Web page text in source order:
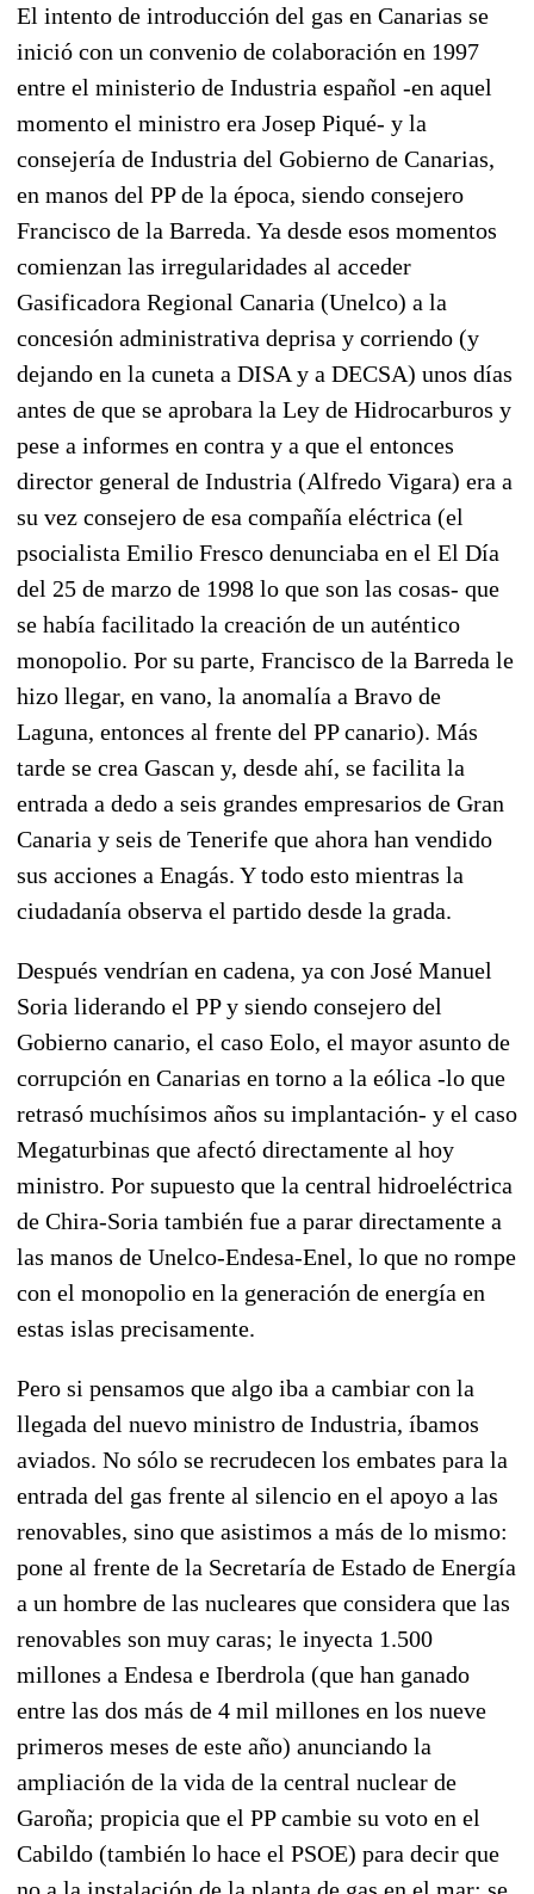
El intento de introducción del gas en Canarias se
inició con un convenio de colaboración en 1997
entre el ministerio de Industria español -en aquel
momento el ministro era Josep Piqué- y la
consejería de Industria del Gobierno de Canarias,
en manos del PP de la época, siendo consejero
Francisco de la Barreda. Ya desde esos momentos
comienzan las irregularidades al acceder
Gasificadora Regional Canaria (Unelco) a la
concesión administrativa deprisa y corriendo (y
dejando en la cuneta a DISA y a DECSA) unos días
antes de que se aprobara la Ley de Hidrocarburos y
pese a informes en contra y a que el entonces
director general de Industria (Alfredo Vigara) era a
su vez consejero de esa compañía eléctrica (el
psocialista Emilio Fresco denunciaba en el El Día
del 25 de marzo de 1998 lo que son las cosas- que
se había facilitado la creación de un auténtico
monopolio. Por su parte, Francisco de la Barreda le
hizo llegar, en vano, la anomalía a Bravo de
Laguna, entonces al frente del PP canario). Más
tarde se crea Gascan y, desde ahí, se facilita la
entrada a dedo a seis grandes empresarios de Gran
Canaria y seis de Tenerife que ahora han vendido
sus acciones a Enagás. Y todo esto mientras la
ciudadanía observa el partido desde la grada.
Después vendrían en cadena, ya con José Manuel
Soria liderando el PP y siendo consejero del
Gobierno canario, el caso Eolo, el mayor asunto de
corrupción en Canarias en torno a la eólica -lo que
retrasó muchísimos años su implantación- y el caso
Megaturbinas que afectó directamente al hoy
ministro. Por supuesto que la central hidroeléctrica
de Chira-Soria también fue a parar directamente a
las manos de Unelco-Endesa-Enel, lo que no rompe
con el monopolio en la generación de energía en
estas islas precisamente.
Pero si pensamos que algo iba a cambiar con la
llegada del nuevo ministro de Industria, íbamos
aviados. No sólo se recrudecen los embates para la
entrada del gas frente al silencio en el apoyo a las
renovables, sino que asistimos a más de lo mismo:
pone al frente de la Secretaría de Estado de Energía
a un hombre de las nucleares que considera que las
renovables son muy caras; le inyecta 1.500
millones a Endesa e Iberdrola (que han ganado
entre las dos más de 4 mil millones en los nueve
primeros meses de este año) anunciando la
ampliación de la vida de la central nuclear de
Garoña; propicia que el PP cambie su voto en el
Cabildo (también lo hace el PSOE) para decir que